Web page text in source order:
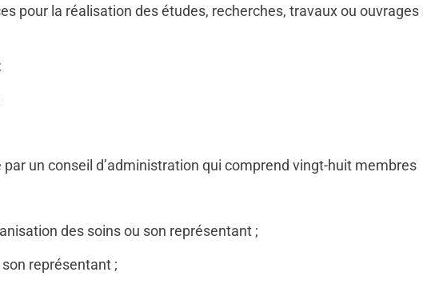
pour la réalisation des études, recherches, travaux ou
un conseil d’administration qui comprend vingt-huit membres
des soins ou son représentant ;
représentant ;